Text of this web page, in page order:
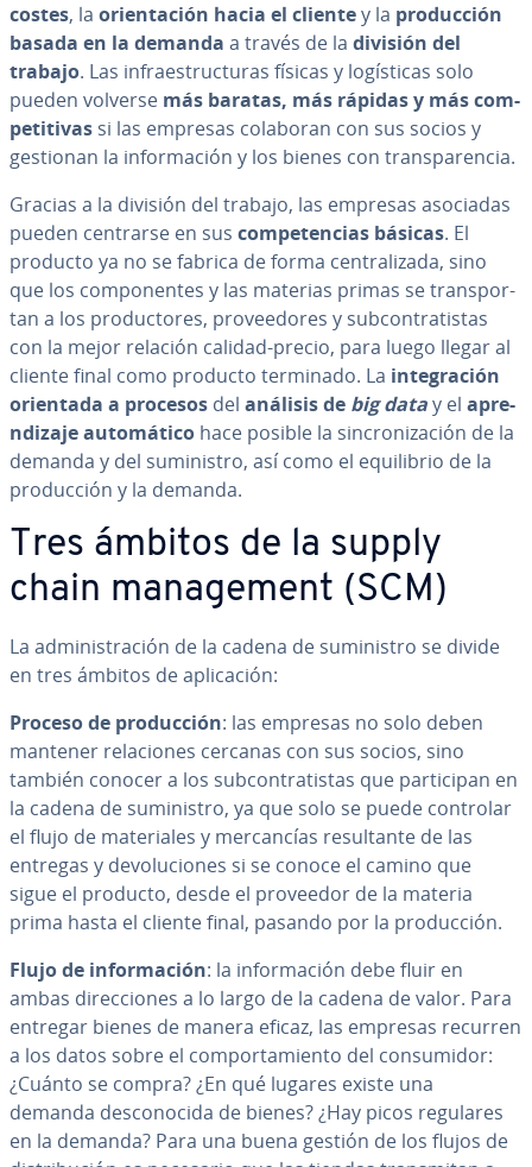
costes, la orie­n­ta­ción hacia el clientey la pro­du­c­ción
basada en la demanda a través de la división del
trabajo. Las in­frae­s­tru­c­tu­ras físicas y lo­gí­s­ti­cas solo
pueden volverse más baratas, más rápidas y más co­m­
pe­ti­ti­vas si las empresas colaboran con sus socios y
gestionan la in­fo­r­ma­ción y los bienes con tra­n­s­pa­re­n­cia.
Gracias a la división del trabajo, las empresas asociadas
pueden centrarse en sus co­m­pe­te­n­cias básicas. El
producto ya no se fabrica de forma ce­n­tra­li­za­da, sino
que los co­m­po­ne­n­tes y las materias primas se tra­n­s­po­r­
tan a los pro­du­c­to­res, pro­vee­do­res y su­b­co­n­tra­ti­s­tas
con la mejor relación calidad-precio, para luego llegar al
cliente final como producto terminado. La in­te­gra­ción
orientada a procesos del análisis de big datay el apre­
n­di­za­je au­to­má­ti­co hace posible la si­n­cro­ni­za­ción de la
demanda y del su­mi­ni­s­tro, así como el equi­li­brio de la
pro­du­c­ción y la demanda.
Tres ámbitos de la supply
chain ma­na­ge­me­nt (SCM)
La ad­mi­ni­s­tra­ción de la cadena de su­mi­ni­s­tro se divide
en tres ámbitos de apli­ca­ción:
Proceso de pro­du­c­ción: las empresas no solo deben
mantener re­la­cio­nes cercanas con sus socios, sino
también conocer a los su­b­co­n­tra­ti­s­tas que pa­r­ti­ci­pan en
la cadena de su­mi­ni­s­tro, ya que solo se puede controlar
el flujo de ma­te­ria­les y me­r­ca­n­cías re­su­l­ta­n­te de las
entregas y de­vo­lu­cio­nes si se conoce el camino que
sigue el producto, desde el proveedor de la materia
prima hasta el cliente final, pasando por la pro­du­c­ción.
Flujo de in­fo­r­ma­ción: la in­fo­r­ma­ción debe fluir en
ambas di­re­c­cio­nes a lo largo de la cadena de valor. Para
entregar bienes de manera eficaz, las empresas recurren
a los datos sobre el co­m­po­r­ta­mie­n­to del co­n­su­mi­dor:
¿Cuánto se compra? ¿En qué lugares existe una
demanda de­s­co­no­ci­da de bienes? ¿Hay picos regulares
en la demanda? Para una buena gestión de los flujos de